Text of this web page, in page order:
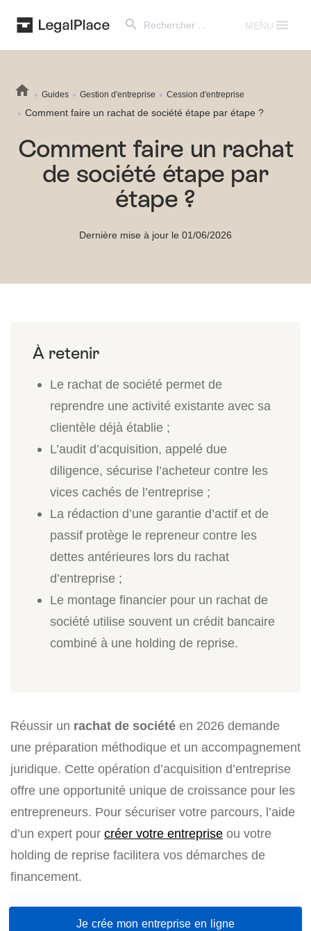
for:
MENU
Guides Gestion d'entreprise Cession d'entreprise
Comment faire un rachat de société étape par étape ?
Comment faire un rachat
de société étape par
étape ?
Dernière mise à jour le 01/06/2026
Le rachat de société permet de
reprendre une activité existante avec sa
clientèle déjà établie ;
L’audit d’acquisition, appelé due
diligence, sécurise l’acheteur contre les
vices cachés de l’entreprise ;
La rédaction d’une garantie d’actif et de
passif protège le repreneur contre les
dettes antérieures lors du rachat
d’entreprise ;
Le montage financier pour un rachat de
société utilise souvent un crédit bancaire
combiné à une holding de reprise.
Réussir un rachat de société en 2026 demande
une préparation méthodique et un accompagnement
juridique. Cette opération d’acquisition d’entreprise
offre une opportunité unique de croissance pour les
entrepreneurs. Pour sécuriser votre parcours, l’aide
d’un expert pour créer votre entreprise ou votre
holding de reprise facilitera vos démarches de
financement.
Je crée mon entreprise en ligne